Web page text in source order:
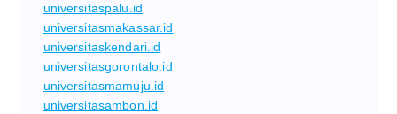
universitaspalu.id
universitasmakassar.id
universitaskendari.id
universitasgorontalo.id
universitasmamuju.id
universitasambon.id